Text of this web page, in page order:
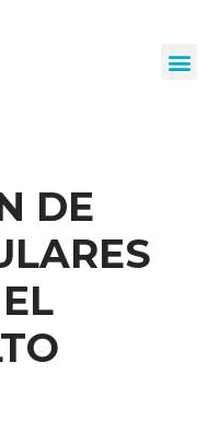
DE